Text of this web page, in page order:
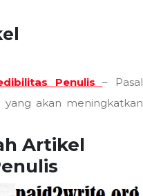
Penulis
– Pasal
akan meningkatkan
Artikel